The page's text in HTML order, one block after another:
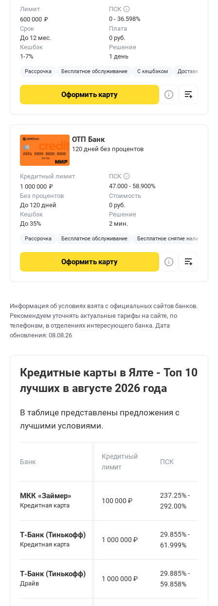
Лимит
600 000 ₽
ПСК
0 - 36.598%
Срок
До 12 мес.
Плата
0 руб.
Кешбэк
1-7%
Решение
1 день
Рассрочка Бесплатное обслуживание С кешбэком Доставка на
Оформить карту
ОТП Банк
120 дней без процентов
Кредитный лимит
1 000 000 ₽
ПСК
47.000 - 58.900%
Без процентов
До 120 дней
Стоимость
0 руб.
Кешбэк
До 35%
Решение
2 мин.
Рассрочка Бесплатное обслуживание Бесплатное снятие наличных
Оформить карту
Информация об условиях взята с официальных сайтов банков.
Рекомендуем уточнять актуальные тарифы на сайте, по
телефонам, в отделениях интересующего банка. Дата
обновления: 08.08.26
Кредитные карты в Ялте - Топ 10
лучших в августе 2026 года
В таблице представлены предложения с
лучшими условиями.
Банк
Кредитный
лимит
ПСК
МКК «Займер»
Кредитная карта
100 000 ₽
237.25% -
292.00%
Т-Банк (Тинькофф)
Кредитная карта
1 000 000 ₽
29.855% -
61.999%
Т-Банк (Тинькофф)
Драйв
1 000 000 ₽
29.885% -
59.858%